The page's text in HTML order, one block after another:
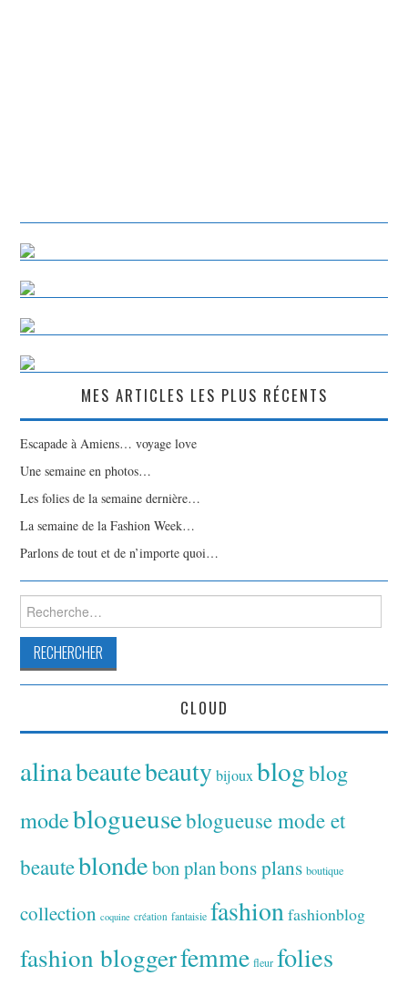
MES ARTICLES LES PLUS RÉCENTS
Escapade à Amiens… voyage love
Une semaine en photos…
Les folies de la semaine dernière…
La semaine de la Fashion Week…
Parlons de tout et de n’importe quoi…
Rechercher :
CLOUD
alinabeautebeauty bijoux blogblog
modeblogueuseblogueuse mode et
beauteblondebon planbons plans boutique
collection coquine création fantaisie fashionfashionblog
fashion bloggerfemme fleur folies